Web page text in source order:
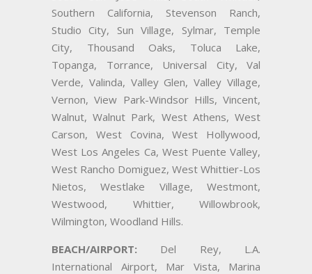
Southern California, Stevenson Ranch,
Studio City, Sun Village, Sylmar, Temple
City, Thousand Oaks, Toluca Lake,
Topanga, Torrance, Universal City, Val
Verde, Valinda, Valley Glen, Valley Village,
Vernon, View Park-Windsor Hills, Vincent,
Walnut, Walnut Park, West Athens, West
Carson, West Covina, West Hollywood,
West Los Angeles Ca, West Puente Valley,
West Rancho Domiguez, West Whittier-Los
Nietos, Westlake Village, Westmont,
Westwood, Whittier, Willowbrook,
Wilmington, Woodland Hills.
BEACH/AIRPORT: Del Rey, L.A.
International Airport, Mar Vista, Marina